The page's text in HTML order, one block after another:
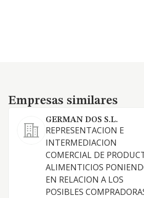
Empresas similares
Empresas similares
GERMAN DOS S.L.
REPRESENTACION E
INTERMEDIACION
COMERCIAL DE
ALIMENTICIOS
EN RELACION A LOS
POSIBLES